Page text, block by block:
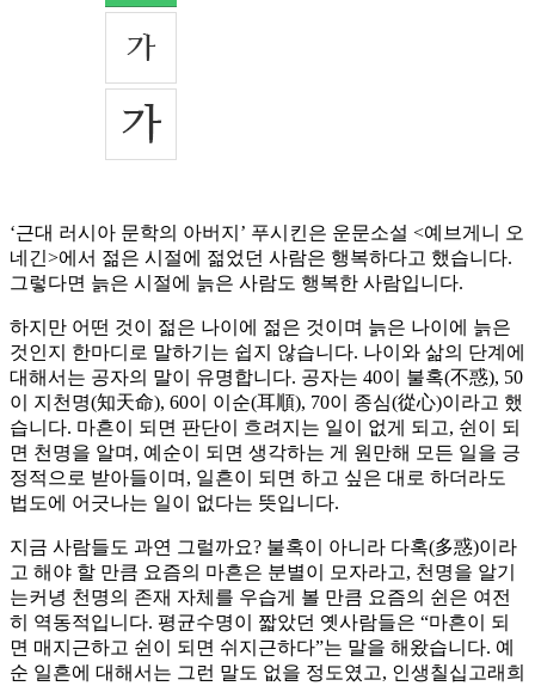
‘근대 러시아 문학의 아버지’ 푸시킨은 운문소설 <예브게니 오
네긴>에서 젊은 시절에 젊었던 사람은 행복하다고 했습니다.
그렇다면 늙은 시절에 늙은 사람도 행복한 사람입니다.
하지만 어떤 것이 젊은 나이에 젊은 것이며 늙은 나이에 늙은
것인지 한마디로 말하기는 쉽지 않습니다. 나이와 삶의 단계에
대해서는 공자의 말이 유명합니다. 공자는 40이 불혹(不惑), 50
이 지천명(知天命), 60이 이순(耳順), 70이 종심(從心)이라고 했
습니다. 마흔이 되면 판단이 흐려지는 일이 없게 되고, 쉰이 되
면 천명을 알며, 예순이 되면 생각하는 게 원만해 모든 일을 긍
정적으로 받아들이며, 일흔이 되면 하고 싶은 대로 하더라도
법도에 어긋나는 일이 없다는 뜻입니다.
지금 사람들도 과연 그럴까요? 불혹이 아니라 다혹(多惑)이라
고 해야 할 만큼 요즘의 마흔은 분별이 모자라고, 천명을 알기
는커녕 천명의 존재 자체를 우습게 볼 만큼 요즘의 쉰은 여전
히 역동적입니다. 평균수명이 짧았던 옛사람들은 “마흔이 되
면 매지근하고 쉰이 되면 쉬지근하다”는 말을 해왔습니다. 예
순 일흔에 대해서는 그런 말도 없을 정도였고, 인생칠십고래희